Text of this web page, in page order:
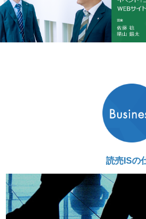
読売ISの